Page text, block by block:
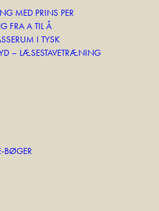
MED PRINS PER
FRA A TIL Å
I TYSK
– LÆSESTAVETRÆNING
BØGER